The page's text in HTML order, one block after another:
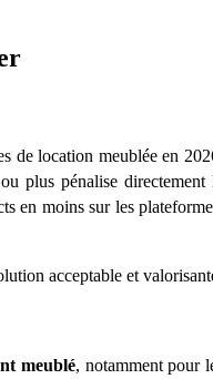
de location meublée en
ou plus pénalise directement
en moins sur les
acceptable et
meublé, notamment pour